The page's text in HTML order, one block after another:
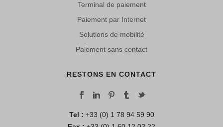
Terminal de paiement
Paiement par Internet
Solutions de mobilité
Paiement sans contact
RESTONS EN CONTACT
Tel : +33 (0) 1 78 94 59 90